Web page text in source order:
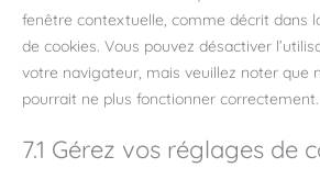
fenêtre contextuelle, comme décrit dans
de cookies. Vous pouvez désactiver
votre navigateur, mais veuillez noter que
pourrait ne plus fonctionner correctement.
7.1 Gérez vos réglages de